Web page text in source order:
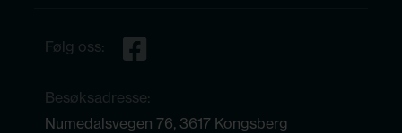
Følg oss:
Besøksadresse:
Numedalsvegen 76, 3617 Kongsberg